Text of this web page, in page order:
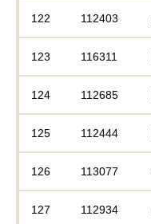
122 112403
123 116311
124 112685
125 112444
126 113077
127 112934